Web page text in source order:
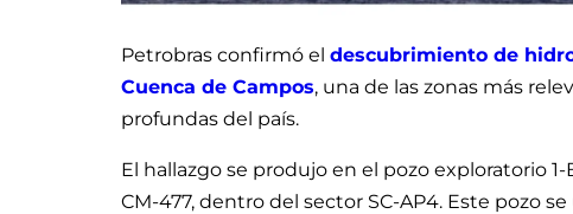
Petrobras confirmó el descubrimiento de
Cuenca de Campos, una de las zonas más
profundas del país.
El hallazgo se produjo en el pozo exploratorio
CM-477, dentro del sector SC-AP4. Este pozo